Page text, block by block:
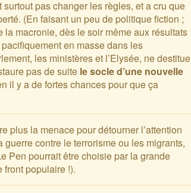
pas changer les règles, et a cru que
(En faisant un peu de politique fiction ;
macronie, dès le soir même aux résultats
en masse dans les
les ministères et l’Elysée, ne destitue
pas de suite le socle d’une nouvelle
il y a de fortes chances pour que ça
plus la menace pour détourner l’attention
contre le terrorisme ou les migrants,
Pen pourrait être choisie par la grande
populaire !).